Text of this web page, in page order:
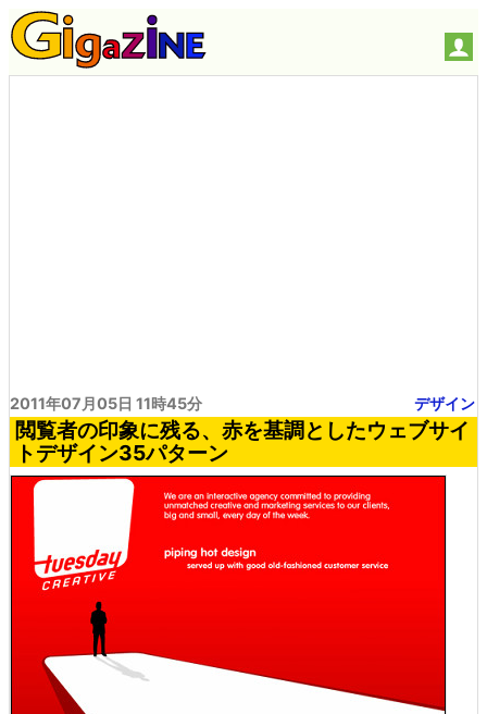
2011年07月05日 11時45分 デザイン
閲覧者の印象に残る、赤を基調としたウェブサイ
トデザイン35パターン